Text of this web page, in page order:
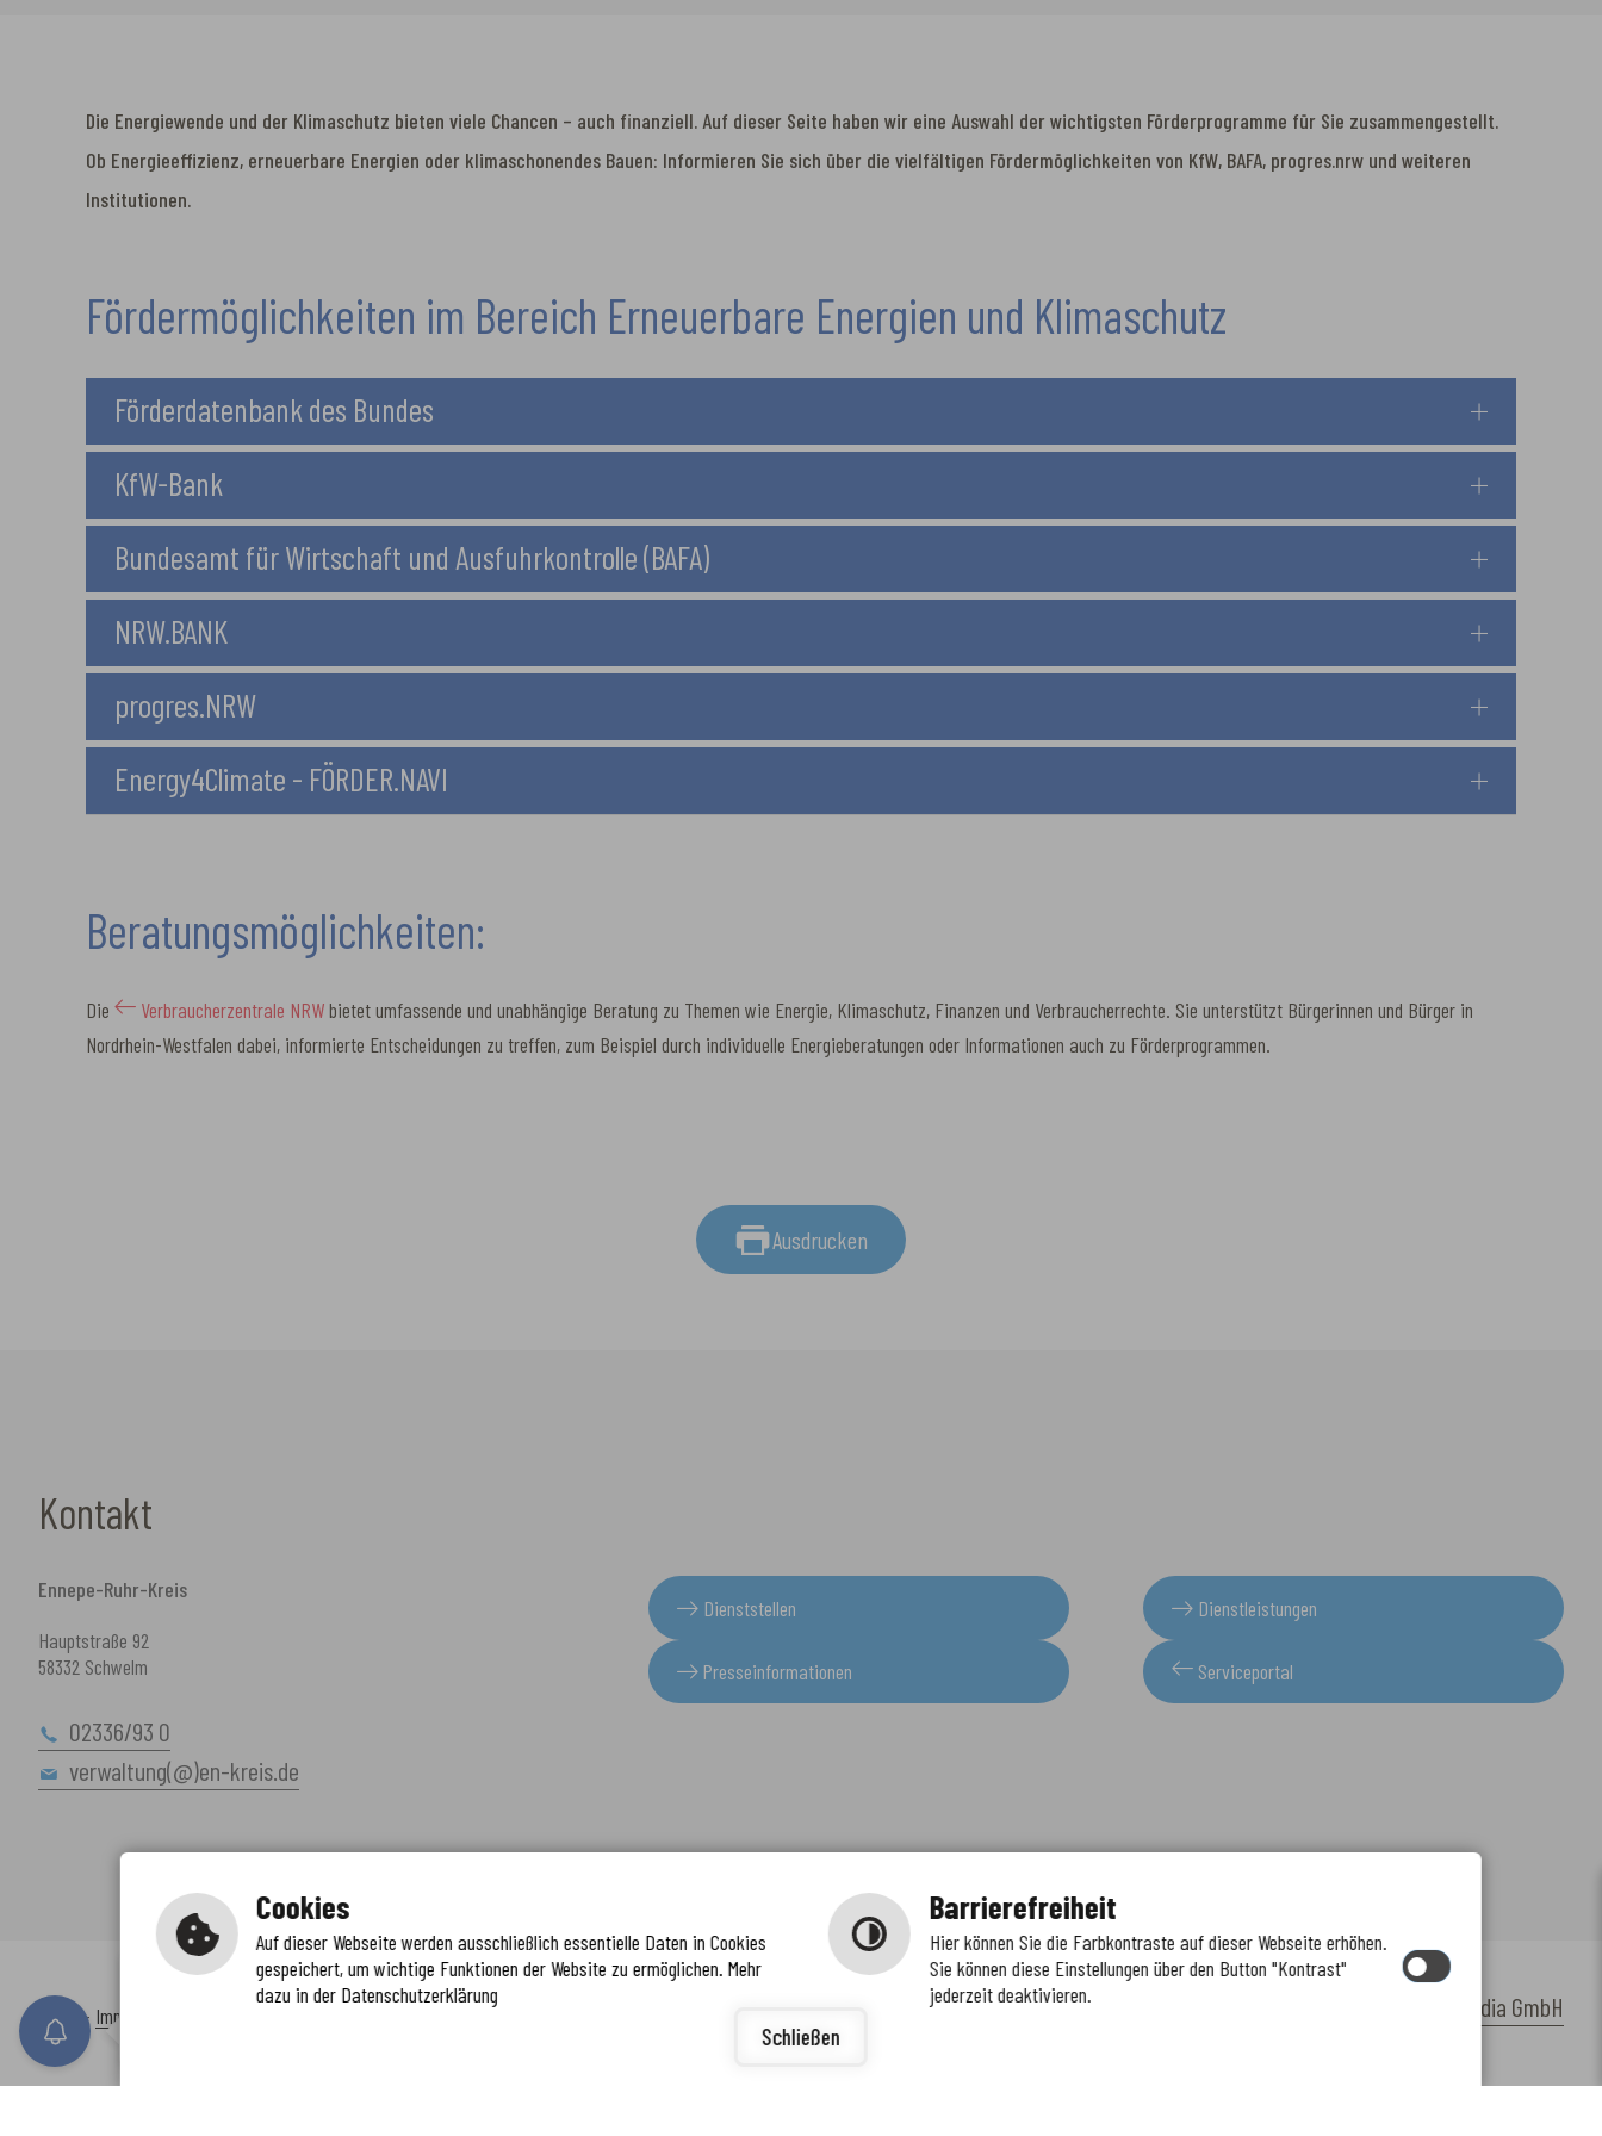
Die Energiewende und der Klimaschutz bieten viele Chancen – auch finanziell. Auf dieser Seite haben wir eine Auswahl der wichtigsten Förderprogramme für Sie zusammengestellt.
Ob Energieeffizienz, erneuerbare Energien oder klimaschonendes Bauen: Informieren Sie sich über die vielfältigen Fördermöglichkeiten von KfW, BAFA, progres.nrw und weiteren
Institutionen.
Fördermöglichkeiten im Bereich Erneuerbare Energien und Klimaschutz
Förderdatenbank des Bundes
KfW-Bank
Bundesamt für Wirtschaft und Ausfuhrkontrolle (BAFA)
NRW.BANK
progres.NRW
Energy4Climate - FÖRDER.NAVI
Beratungsmöglichkeiten:
Die Verbraucherzentrale NRWbietet umfassende und unabhängige Beratung zu Themen wie Energie, Klimaschutz, Finanzen und Verbraucherrechte. Sie unterstützt Bürgerinnen und Bürger in
Nordrhein-Westfalen dabei, informierte Entscheidungen zu treffen, zum Beispiel durch individuelle Energieberatungen oder Informationen auch zu Förderprogrammen.
Ausdrucken
Kontakt
Ennepe-Ruhr-Kreis
Hauptstraße 92
58332 Schwelm
02336/93 0
verwaltung(@)en-kreis.de
Dienststellen Dienstleistungen
Presseinformationen Serviceportal
Inhalt - Impressum - cm citymedia GmbH
Immer auf dem neuesten Stand
www.enkreis.de möchte Ihnen Benachrichtigunge
Cookies
Auf dieser Webseite werden ausschließlich essentielle Daten in Cookies
gespeichert, um wichtige Funktionen der Website zu ermöglichen. Mehr
dazu in der Datenschutzerklärung
Barrierefreiheit
Hier können Sie die Farbkontraste auf dieser Webseite erhöhen.
Sie können diese Einstellungen über den Button "Kontrast"
jederzeit deaktivieren.
Schließen